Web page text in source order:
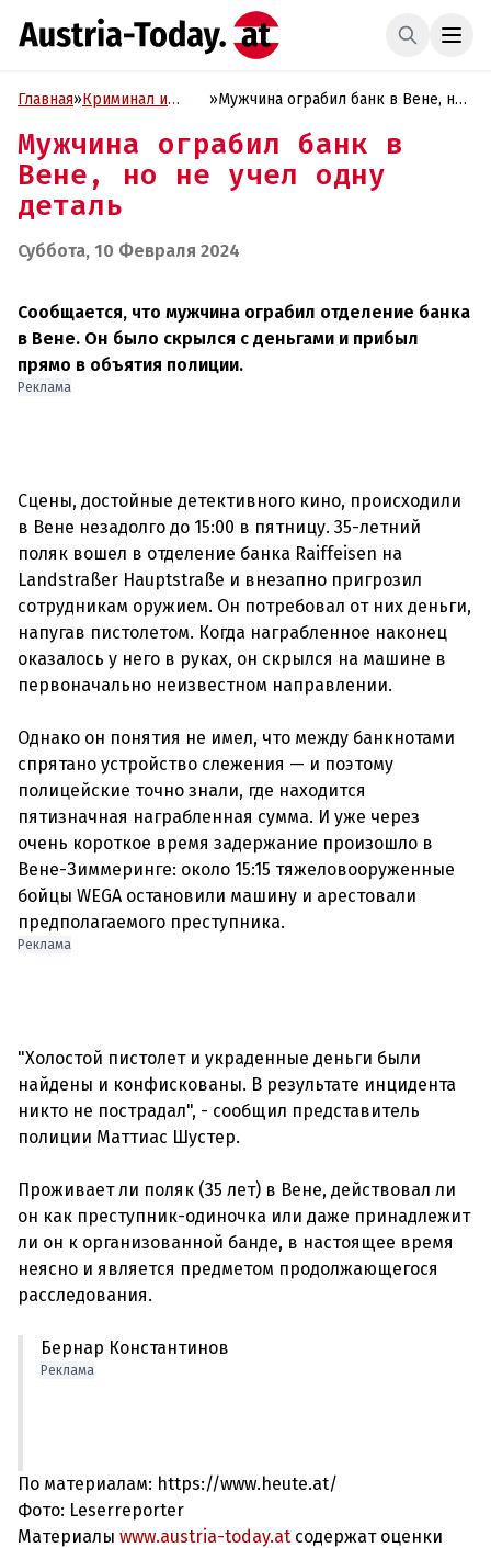
Главная»Криминал и
»Мужчина ограбил банк в Вене, но
Мужчина ограбил банк в
Вене, но не учел одну
деталь
Суббота, 10 Февраля 2024
Сообщается, что мужчина ограбил отделение банка
в Вене. Он было скрылся с деньгами и прибыл
прямо в объятия полиции.
Реклама
Сцены, достойные детективного кино, происходили
в Вене незадолго до 15:00 в пятницу. 35-летний
поляк вошел в отделение банка Raiffeisen на
Landstraßer Hauptstraße и внезапно пригрозил
сотрудникам оружием. Он потребовал от них деньги,
напугав пистолетом. Когда награбленное наконец
оказалось у него в руках, он скрылся на машине в
первоначально неизвестном направлении.
Однако он понятия не имел, что между банкнотами
спрятано устройство слежения — и поэтому
полицейские точно знали, где находится
пятизначная награбленная сумма. И уже через
очень короткое время задержание произошло в
Вене-Зиммеринге: около 15:15 тяжеловооруженные
бойцы WEGA остановили машину и арестовали
Реклама
"Холостой пистолет и украденные деньги были
найдены и конфискованы. В результате инцидента
никто не пострадал", - сообщил представитель
полиции Маттиас Шустер.
Проживает ли поляк (35 лет) в Вене, действовал ли
он как преступник-одиночка или даже принадлежит
ли он к организованной банде, в настоящее время
неясно и является предметом продолжающегося
Бернар Константинов
Реклама
По материалам: https://www.heute.at/
Фото: Leserreporter
Материалы www.austria-today.at содержат оценки